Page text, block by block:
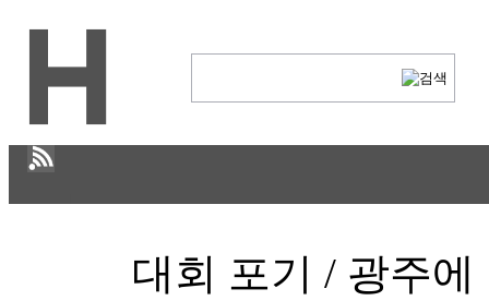
CULTURE대회 포기 / 광주에